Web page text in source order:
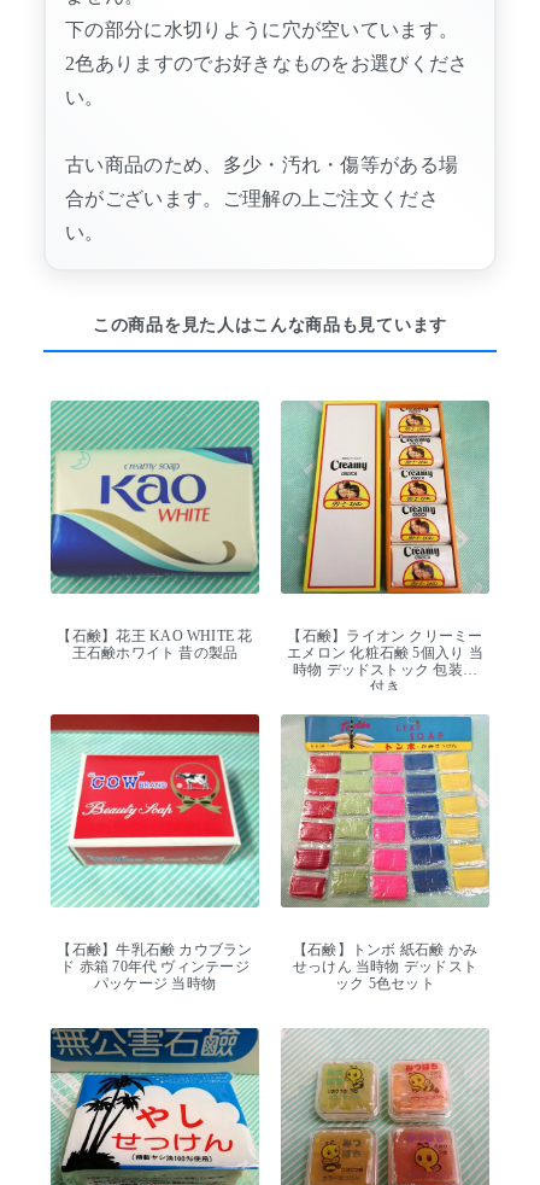
下の部分に水切りように穴が空いています。
2色ありますのでお好きなものをお選びくださ
い。
古い商品のため、多少・汚れ・傷等がある場
合がございます。ご理解の上ご注文くださ
い。
この商品を見た人はこんな商品も見ています
【石鹸】花王 KAO WHITE 花
王石鹸ホワイト 昔の製品
【石鹸】ライオン クリーミー
エメロン 化粧石鹸 5個入り 当
時物 デッドストック 包装紙
付き
【石鹸】牛乳石鹸 カウブラン
ド 赤箱 70年代 ヴィンテージ
パッケージ 当時物
【石鹸】トンボ 紙石鹸 かみ
せっけん 当時物 デッドスト
ック 5色セット